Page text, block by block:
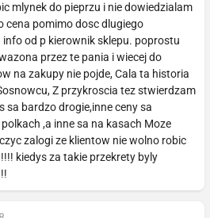
mlynek do pieprzu i nie dowiedzialam
cena pomimo dosc dlugiego
od p kierownik sklepu. poprostu
przez te pania i wiecej do
na zakupy nie pojde, Cala ta historia
Z przykroscia tez stwierdzam
sa bardzo drogie,inne ceny sa
,a inne sa na kasach Moze
zalogi ze klientow nie wolno robic
kiedys za takie przekrety byly